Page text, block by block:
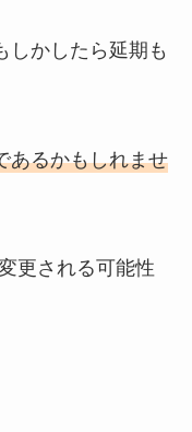
しかしたら延期も
あるかもしれませ
更される可能性